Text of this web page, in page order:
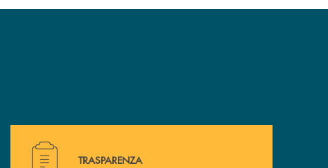
Hai bisogno di alcuni documenti ? Vai alla pagina della
TRASPARENZA